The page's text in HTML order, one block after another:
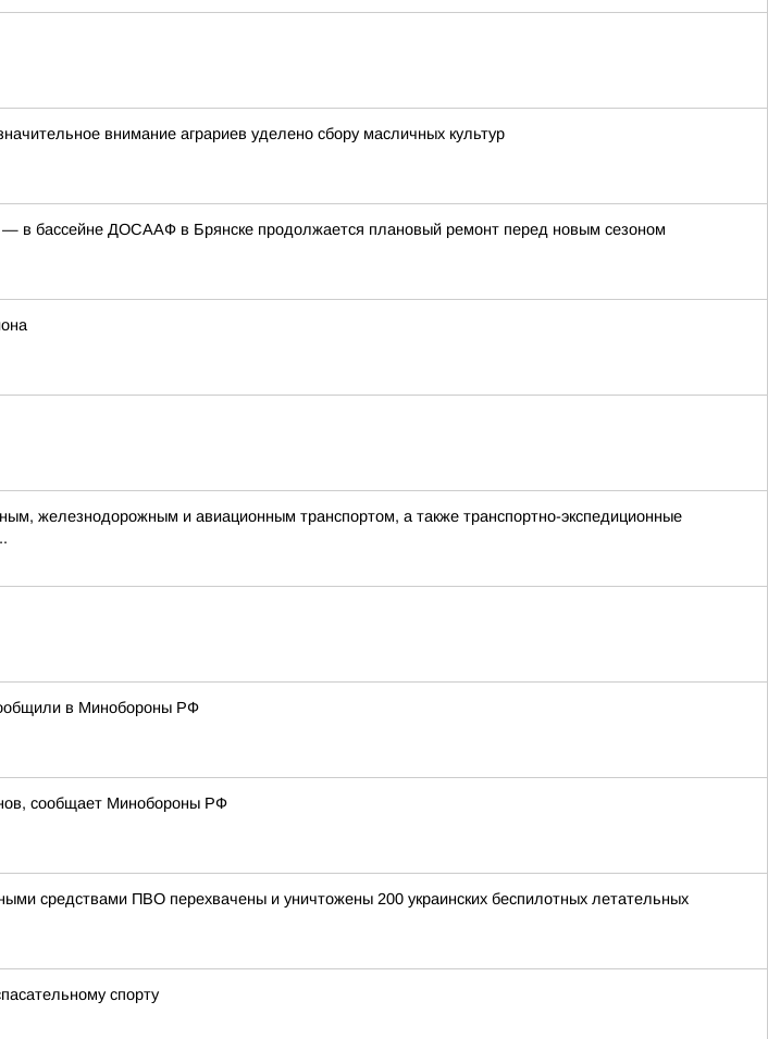
внимание аграриев уделено сбору масличных культур
в бассейне ДОСААФ в Брянске продолжается плановый ремонт перед новым сезоном
железнодорожным и авиационным транспортом, а также транспортно-экспедиционные
в Минобороны РФ
сообщает Минобороны РФ
средствами ПВО перехвачены и уничтожены 200 украинских беспилотных летательных
спорту